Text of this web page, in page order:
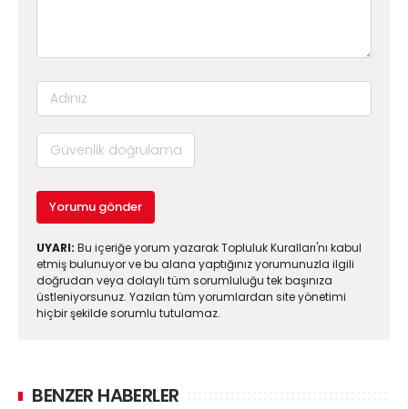
Yorumu gönder
UYARI: Bu içeriğe yorum yazarak Topluluk Kuralları'nı kabul
etmiş bulunuyor ve bu alana yaptığınız yorumunuzla ilgili
doğrudan veya dolaylı tüm sorumluluğu tek başınıza
üstleniyorsunuz. Yazılan tüm yorumlardan site yönetimi
hiçbir şekilde sorumlu tutulamaz.
BENZER HABERLER